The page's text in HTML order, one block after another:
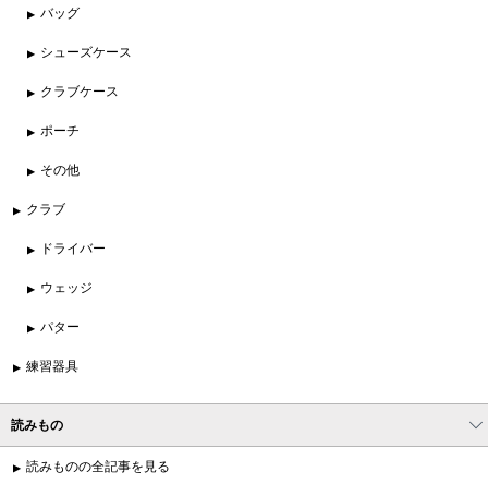
バッグ
シューズケース
クラブケース
ポーチ
その他
クラブ
ドライバー
ウェッジ
パター
練習器具
読みもの
読みものの全記事を見る